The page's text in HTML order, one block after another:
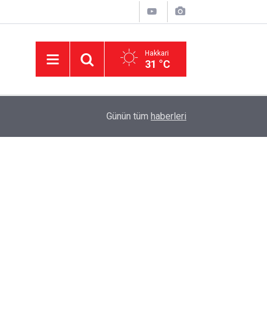
Hakkari
31 °C
lk Kez Köpek Sahiplenecekler İçin Toy Poodle
Günün tüm haberleri